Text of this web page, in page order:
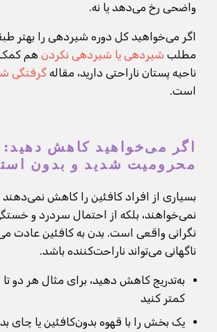
واضحی رخ می‌دهد یا نه.
اگر می‌خواهید کل دوره شیردهی را بهتر
مطلب شیردهی یا شیردهی نکردن هم کمک
ناحیه پستان ناراحتی دارید، مقاله گرفتگی
است.
اگر می‌خواهید کاهش دهید:
محرومیت شدید و بدون
بسیاری از افراد کافئین را کاهش
نمی‌خواهند، بلکه از احتمال سردرد و
نگرانی واقعی است. بدن به کافئین عادت
ناگهانی می‌تواند ناراحت‌کننده باشد.
به‌تدریج کاهش دهید، برای مثال هر دو
کمتر کنید
یک بخش را با قهوه بدون‌کافئین یا چای